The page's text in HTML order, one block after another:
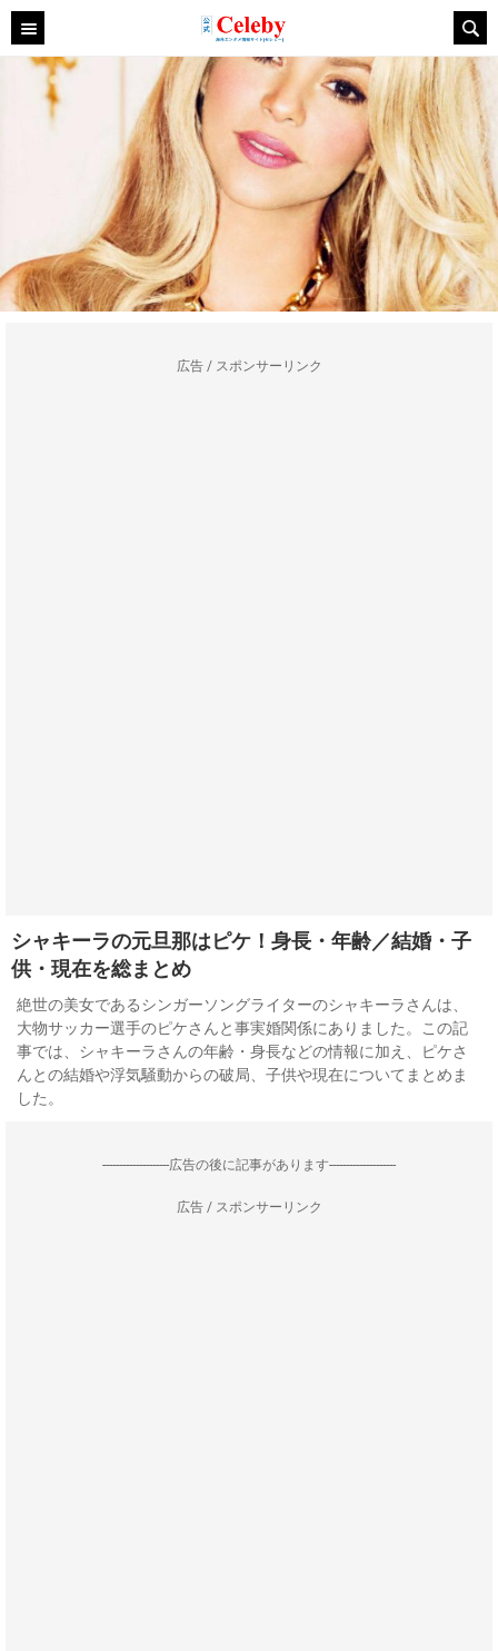
広告 / スポンサーリンク
シャキーラの元旦那はピケ！身長・年齢／結婚・子
供・現在を総まとめ
絶世の美女であるシンガーソングライターのシャキーラさんは、
大物サッカー選手のピケさんと事実婚関係にありました。この記
事では、シャキーラさんの年齢・身長などの情報に加え、ピケさ
んとの結婚や浮気騒動からの破局、子供や現在についてまとめま
した。
--------------------広告の後に記事があります--------------------
広告 / スポンサーリンク